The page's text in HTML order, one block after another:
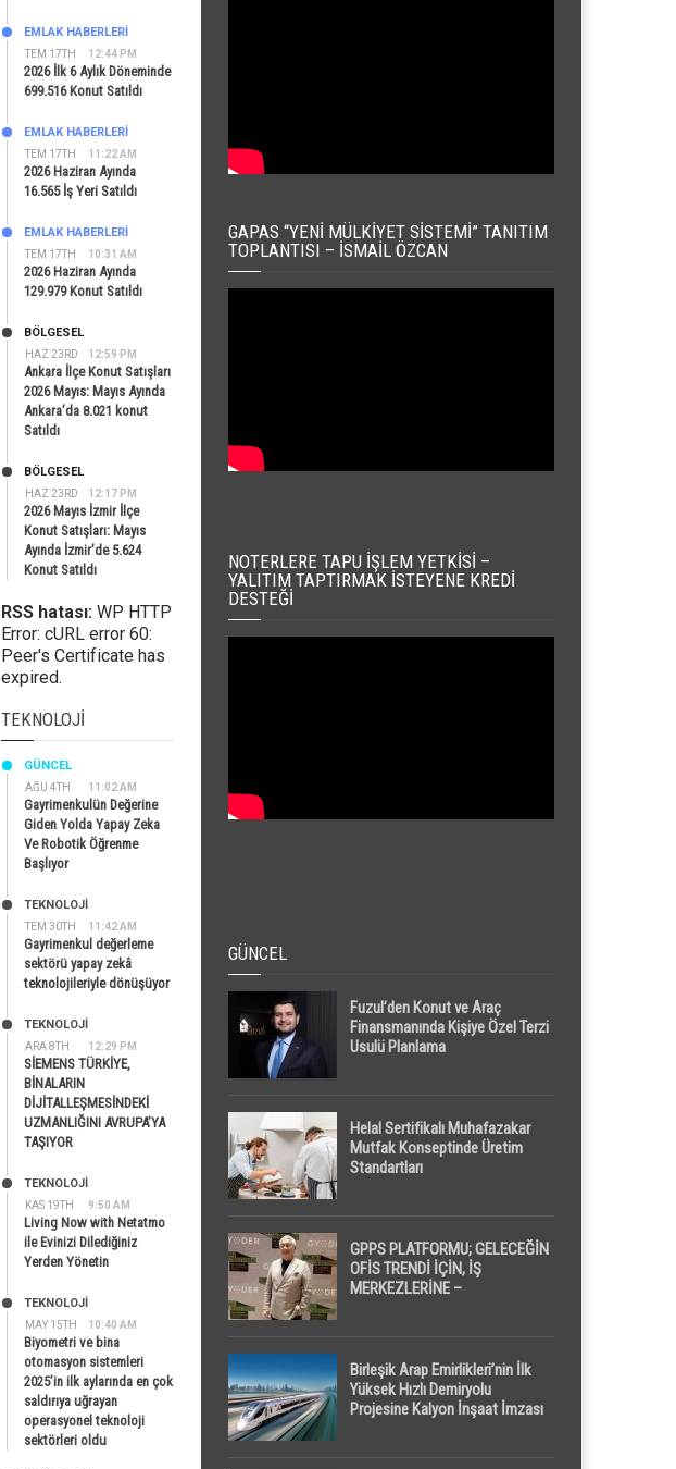
TEM 17TH 12:44 PM
EMLAK HABERLERI
2026 İlk 6 Aylık Döneminde
699.516 Konut Satıldı
TEM 17TH 11:22 AM
EMLAK HABERLERI
2026 Haziran Ayında
16.565 İş Yeri Satıldı
TEM 17TH 10:31 AM
EMLAK HABERLERI
2026 Haziran Ayında
129.979 Konut Satıldı
HAZ 23RD 12:59 PM
BÖLGESEL
Ankara İlçe Konut Satışları
2026 Mayıs: Mayıs Ayında
Ankara’da 8.021 konut
Satıldı
HAZ 23RD 12:17 PM
BÖLGESEL
2026 Mayıs İzmir İlçe
Konut Satışları: Mayıs
Ayında İzmir’de 5.624
Konut Satıldı
RSS hatası: WP HTTP
Error: cURL error 60:
Peer's Certificate has
expired.
TEKNOLOJI
AĞU 4TH 11:02 AM
GÜNCEL
Gayrimenkulün Değerine
Giden Yolda Yapay Zeka
Ve Robotik Öğrenme
Başlıyor
TEM 30TH 11:42 AM
TEKNOLOJİ
Gayrimenkul değerleme
sektörü yapay zekâ
teknolojileriyle dönüşüyor
ARA 8TH 12:29 PM
TEKNOLOJİ
SİEMENS TÜRKİYE,
BİNALARIN
DİJİTALLEŞMESİNDEKİ
UZMANLIĞINI AVRUPA’YA
TAŞIYOR
KAS 19TH 9:50 AM
TEKNOLOJİ
Living Now with Netatmo
ile Evinizi Dilediğiniz
Yerden Yönetin
MAY 15TH 10:40 AM
TEKNOLOJİ
Biyometri ve bina
otomasyon sistemleri
2025’in ilk aylarında en çok
saldırıya uğrayan
operasyonel teknoloji
sektörleri oldu
GAPAS “YENI MÜLKIYET SISTEMI” TANITIM
TOPLANTISI – İSMAIL ÖZCAN
NOTERLERE TAPU İŞLEM YETKISI –
YALITIM TAPTIRMAK İSTEYENE KREDI
DESTEĞI
GÜNCEL
Fuzul’den Konut ve Araç
Finansmanında Kişiye Özel Terzi
Usulü Planlama
Helal Sertifikalı Muhafazakar
Mutfak Konseptinde Üretim
Standartları
GPPS PLATFORMU; GELECEĞİN
OFİS TRENDİ İÇİN, İŞ
MERKEZLERİNE –
Birleşik Arap Emirlikleri’nin İlk
Yüksek Hızlı Demiryolu
Projesine Kalyon İnşaat İmzası